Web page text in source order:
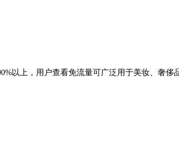
以上，用户查看免流量可广泛用于美妆、奢侈